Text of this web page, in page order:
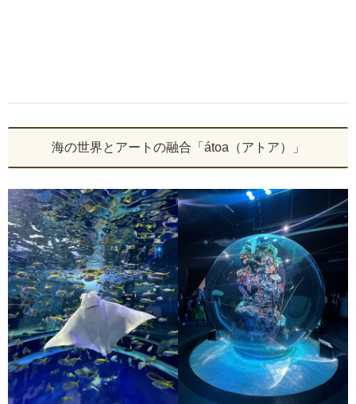
海の世界とアートの融合「átoa（アトア）」